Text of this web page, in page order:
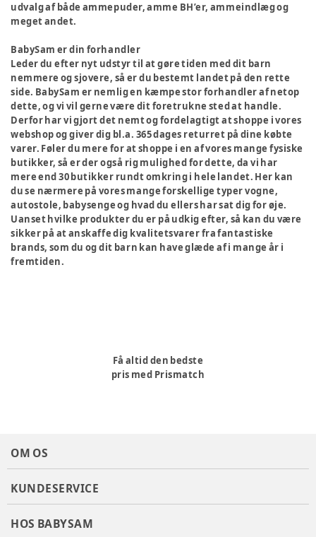
udvalg af både ammepuder, amme BH’er, ammeindlæg og
meget andet.
BabySam er din forhandler
Leder du efter nyt udstyr til at gøre tiden med dit barn
nemmere og sjovere, så er du bestemt landet på den rette
side. BabySam er nemlig en kæmpe stor forhandler af netop
dette, og vi vil gerne være dit foretrukne sted at handle.
Derfor har vi gjort det nemt og fordelagtigt at shoppe i vores
webshop og giver dig bl.a. 365 dages returret på dine købte
varer. Føler du mere for at shoppe i en af vores mange fysiske
butikker, så er der også rig mulighed for dette, da vi har
mere end 30 butikker rundt omkring i hele landet. Her kan
du se nærmere på vores mange forskellige typer vogne,
autostole, babysenge og hvad du ellers har sat dig for øje.
Uanset hvilke produkter du er på udkig efter, så kan du være
sikker på at anskaffe dig kvalitetsvarer fra fantastiske
brands, som du og dit barn kan have glæde af i mange år i
fremtiden.
Få altid den bedste
pris med Prismatch
OM OS
KUNDESERVICE
HOS BABYSAM